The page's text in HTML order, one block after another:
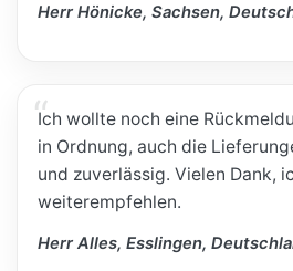
Herr Hönicke, Sachsen,
Ich wollte noch eine
in Ordnung, auch die
und zuverlässig. Vielen Dank,
weiterempfehlen.
Herr Alles, Esslingen,